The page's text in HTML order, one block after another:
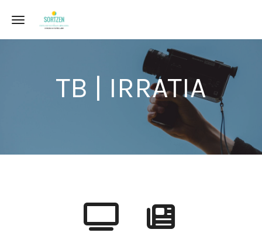
Toggle navigation
TB | IRRATIA